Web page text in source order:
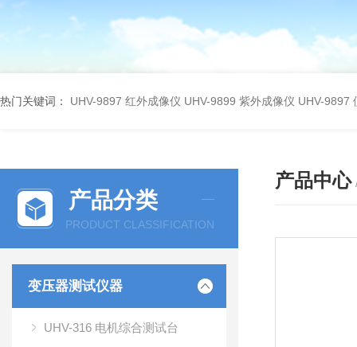
热门关键词： UHV-9897 红外成像仪 UHV-9899 紫外成像仪 UHV-9897
产品分类
PRODUCT CLASSIFICATION
变压器测试仪器
UHV-316 电机综合测试台
产品中心